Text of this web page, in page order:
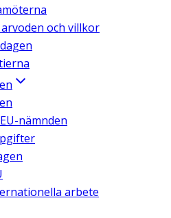
och villkor
nämnden
arbete